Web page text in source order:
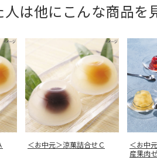
は他にこんな商品を
＜お中元＞涼菓詰合せＣ
＜お中
産果肉